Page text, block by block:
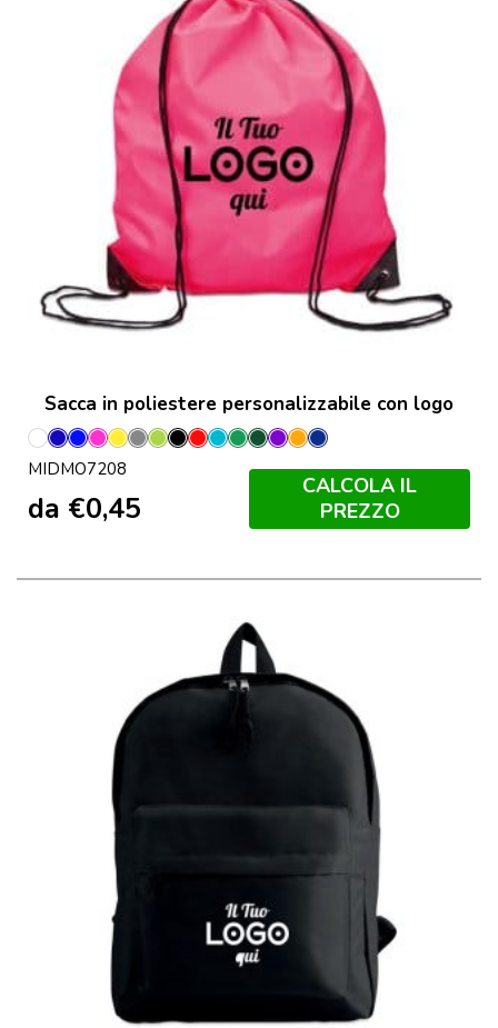
Sacca in poliestere personalizzabile con logo
Bianco
BluBlu
Royal
Fucsia
Giallo
Grigio
LimeNeroRosso
Turchese
Verde
Verde
Scuro
ViolaArancio
Francese
Navy
MIDMO7208
da €0,45
CALCOLA IL
PREZZO